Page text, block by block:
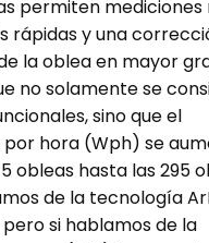
permiten mediciones
rápidas y una
la oblea en mayor
no solamente se
sino que el
hora (Wph) se
obleas hasta las 295
de la tecnología
si hablamos de la